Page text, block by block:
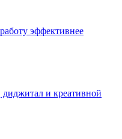
эффективнее
и креативной